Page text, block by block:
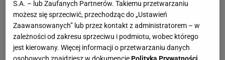
S.A. – lub Zaufanych Partnerów. Takiemu przetwarzaniu
możesz się sprzeciwić, przechodząc do „Ustawień
Zaawansowanych” lub przez kontakt z administratorem – w
zależności od zakresu sprzeciwu i podmiotu, wobec którego
jest kierowany. Więcej informacji o przetwarzaniu danych